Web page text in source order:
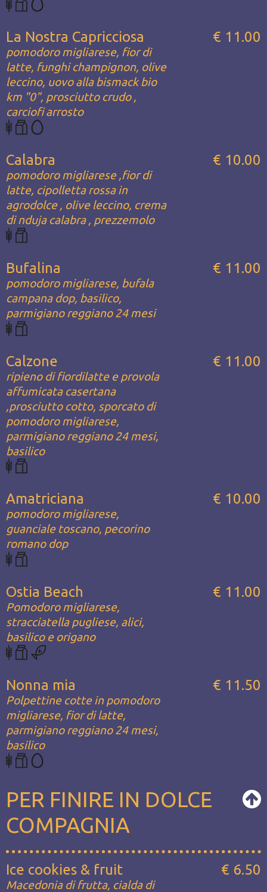
La Nostra Capricciosa
pomodoro migliarese, fior di
latte, funghi champignon, olive
leccino, uovo alla bismack bio
km "0", prosciutto crudo ,
carciofi arrosto
€ 11.00
Calabra
pomodoro migliarese ,fior di
latte, cipolletta rossa in
agrodolce , olive leccino, crema
di nduja calabra , prezzemolo
€ 10.00
Bufalina
pomodoro migliarese, bufala
campana dop, basilico,
parmigiano reggiano 24 mesi
€ 11.00
Calzone
ripieno di fiordilatte e provola
affumicata casertana
,prosciutto cotto, sporcato di
pomodoro migliarese,
parmigiano reggiano 24 mesi,
basilico
€ 11.00
Amatriciana
pomodoro migliarese,
guanciale toscano, pecorino
romano dop
€ 10.00
Ostia Beach
Pomodoro migliarese,
stracciatella pugliese, alici,
basilico e origano
€ 11.00
Nonna mia
Polpettine cotte in pomodoro
migliarese, fior di latte,
parmigiano reggiano 24 mesi,
basilico
€ 11.50
PER FINIRE IN DOLCE
COMPAGNIA
Ice cookies & fruit
Macedonia di frutta, cialda di
€ 6.50